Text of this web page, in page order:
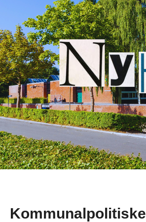
Kommunalpolitiske